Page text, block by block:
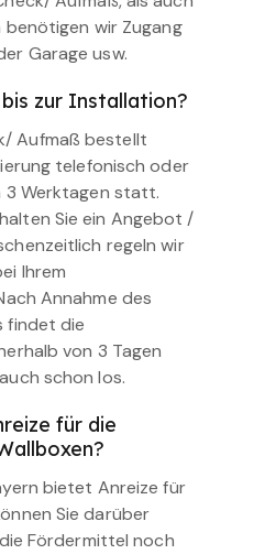
wir Zugang
Garage usw.
zur Installation?
Aufmaß bestellt
telefonisch oder
3 Werktagen statt.
Sie ein Angebot /
regeln wir
Ihrem
Annahme des
findet die
von 3 Tagen
schon los.
für die
bietet Anreize für
Sie darüber
Fördermittel noch